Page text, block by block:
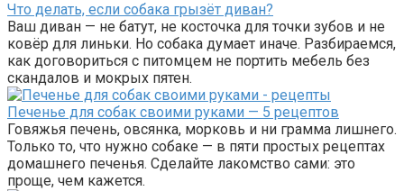
Что делать, если собака грызёт диван?
Ваш диван — не батут, не косточка для точки зубов и не
ковёр для линьки. Но собака думает иначе. Разбираемся,
как договориться с питомцем не портить мебель без
скандалов и мокрых пятен.
Печенье для собак своими руками — 5 рецептов
Говяжья печень, овсянка, морковь и ни грамма лишнего.
Только то, что нужно собаке — в пяти простых рецептах
домашнего печенья. Сделайте лакомство сами: это
проще, чем кажется.